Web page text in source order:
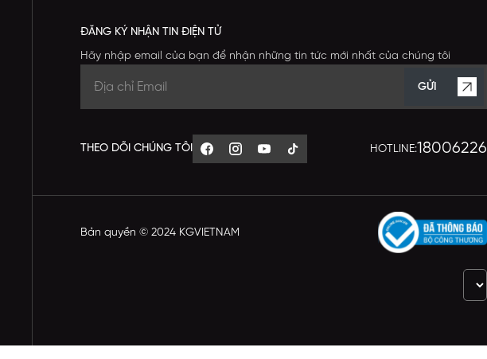
ĐĂNG KÝ NHẬN TIN ĐIỆN TỬ
Hãy nhập email của bạn để nhận những tin tức mới nhất của chúng tôi
GỬI
THEO DÕI CHÚNG TÔI HOTLINE:18006226
Bản quyền © 2024 KGVIETNAM